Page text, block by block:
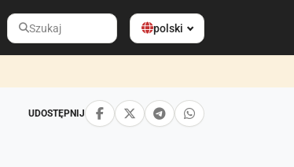
Szukaj
polski
UDOSTĘPNIJ